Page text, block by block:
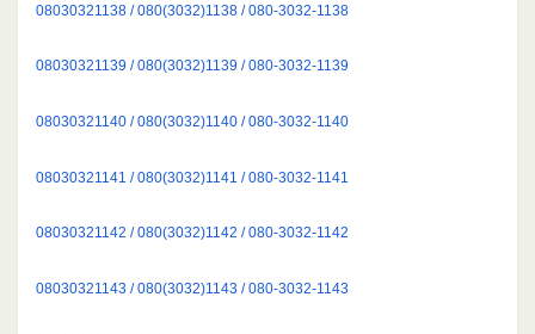
08030321138 / 080(3032)1138 / 080-3032-1138
08030321139 / 080(3032)1139 / 080-3032-1139
08030321140 / 080(3032)1140 / 080-3032-1140
08030321141 / 080(3032)1141 / 080-3032-1141
08030321142 / 080(3032)1142 / 080-3032-1142
08030321143 / 080(3032)1143 / 080-3032-1143